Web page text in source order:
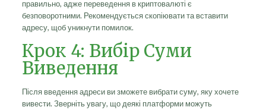
правильно, адже переведення в криптовалюті є
безповоротними. Рекомендується скопіювати та вставити
адресу, щоб уникнути помилок.
Крок 4: Вибір Суми
Виведення
Після введення адреси ви зможете вибрати суму, яку хочете
вивести. Зверніть увагу, що деякі платформи можуть